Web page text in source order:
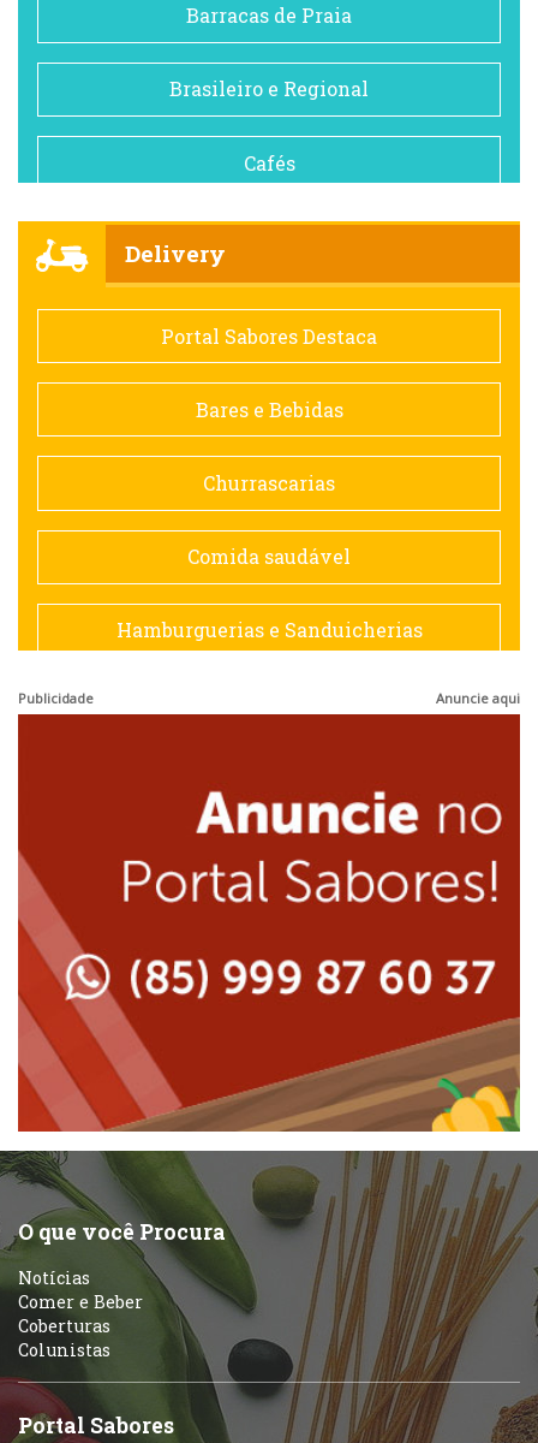
Barracas de Praia
Brasileiro e Regional
Cafés
Comida saudável
Contemporânea
Doceria
Espanhola
Francesa
Japonesa e Oriental
Lanchonetes
Massas
Peixes e Frutos do Mar
Pizzarias
Portuguesa
Self-service
Sobremesas e sorvetes
Delivery
Portal Sabores Destaca
Bares e Bebidas
Churrascarias
Comida saudável
Hamburguerias e Sanduicherias
Peixes e Frutos do Mar
Pizzarias
Portuguesa
Sobremesas e sorvetes
Variados
Publicidade Anuncie aqui
O que você Procura
Notícias
Comer e Beber
Coberturas
Colunistas
Portal Sabores